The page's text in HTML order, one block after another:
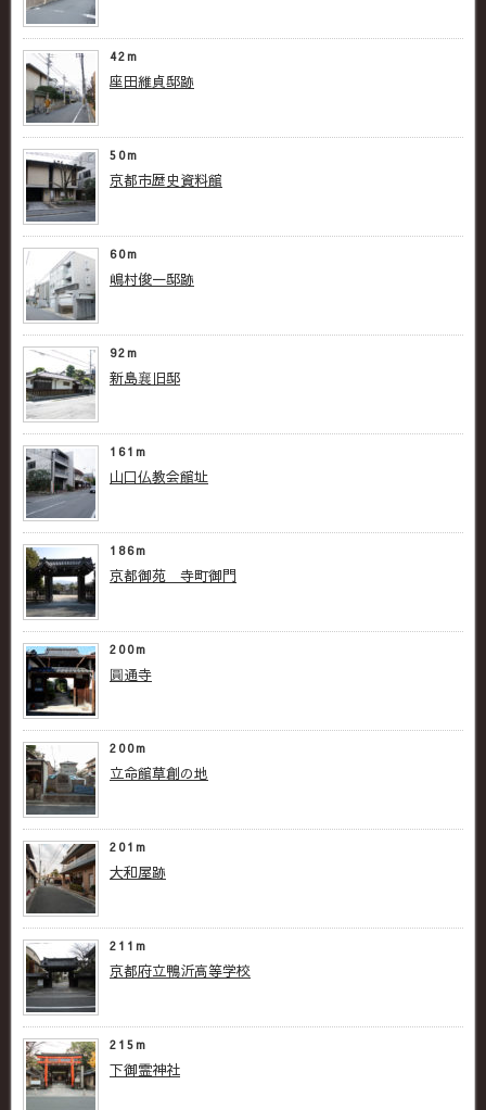
42m
座田維貞邸跡
50m
京都市歴史資料館
60m
嶋村俊一邸跡
92m
新島襄旧邸
161m
山口仏教会館址
186m
京都御苑 寺町御門
200m
圓通寺
200m
立命館草創の地
201m
大和屋跡
211m
京都府立鴨沂高等学校
215m
下御霊神社